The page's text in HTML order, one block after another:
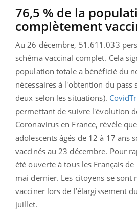
76,5 % de la
complètement
Au 26 décembre, 51.611.033
schéma vaccinal complet. Cela
population totale a bénéficié du
nécessaires à l'obtention du pass
deux selon les situations).
permettant de suivre l'évolution
Coronavirus en France, révèle
adolescents âgés de 12 à 17 ans
vaccinés au 23 décembre. Pour
été ouverte à tous les Français
mai dernier. Les citoyens se sont
vacciner lors de l’élargissement
juillet.